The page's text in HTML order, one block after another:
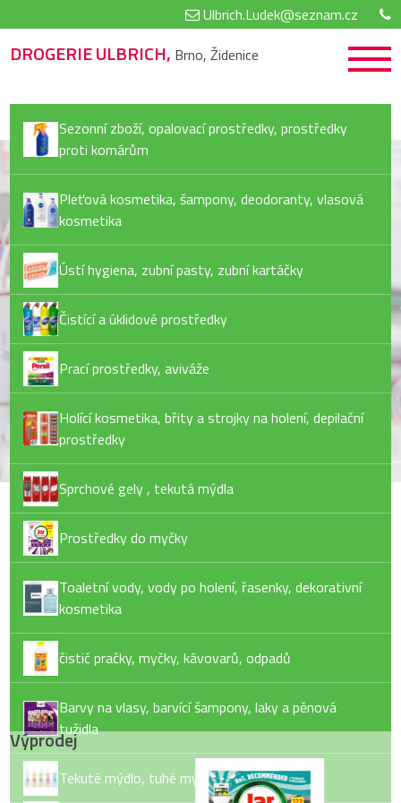
Ulbrich.Ludek@seznam.cz
DROGERIE ULBRICH, Brno, Židenice
Sezonní zboží, opalovací prostředky, prostředky
proti komárům
Pleťová kosmetika, šampony, deodoranty, vlasová
kosmetika
Ústí hygiena, zubní pasty, zubní kartáčky
Čistící a úklidové prostředky
Prací prostředky, aviváže
Holící kosmetika, břity a strojky na holení, depilační
prostředky
Sprchové gely , tekutá mýdla
Prostředky do myčky
Toaletní vody, vody po holení, řasenky, dekorativní
kosmetika
čistič pračky, myčky, kávovarů, odpadů
Barvy na vlasy, barvící šampony, laky a pěnová
tužidla
Tekuté mýdlo, tuhé mýdlo, pěny do koupele
Výprodej